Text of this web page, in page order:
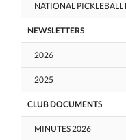
NATIONAL PICKLEBALL
NEWSLETTERS
2026
2025
CLUB DOCUMENTS
MINUTES 2026